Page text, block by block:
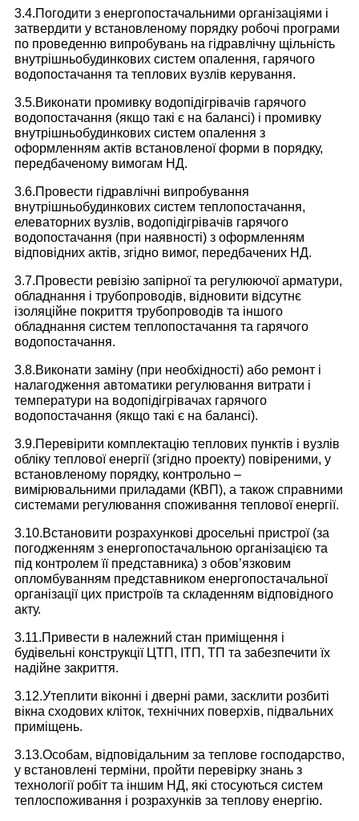
3.4.Погодити з енергопостачальними організаціями і
затвердити у встановленому порядку робочі програми
по проведенню випробувань на гідравлічну щільність
внутрішньобудинкових систем опалення, гарячого
водопостачання та теплових вузлів керування.
3.5.Виконати промивку водопідігрівачів гарячого
водопостачання (якщо такі є на балансі) і промивку
внутрішньобудинкових систем опалення з
оформленням актів встановленої форми в порядку,
передбаченому вимогам НД.
3.6.Провести гідравлічні випробування
внутрішньобудинкових систем теплопостачання,
елеваторних вузлів, водопідігрівачів гарячого
водопостачання (при наявності) з оформленням
відповідних актів, згідно вимог, передбачених НД.
3.7.Провести ревізію запірної та регулюючої арматури,
обладнання і трубопроводів, відновити відсутнє
ізоляційне покриття трубопроводів та іншого
обладнання систем теплопостачання та гарячого
водопостачання.
3.8.Виконати заміну (при необхідності) або ремонт і
налагодження автоматики регулювання витрати і
температури на водопідігрівачах гарячого
водопостачання (якщо такі є на балансі).
3.9.Перевірити комплектацію теплових пунктів і вузлів
обліку теплової енергії (згідно проекту) повіреними, у
встановленому порядку, контрольно –
вимірювальними приладами (КВП), а також справними
системами регулювання споживання теплової енергії.
3.10.Встановити розрахункові дросельні пристрої (за
погодженням з енергопостачальною організацією та
під контролем її представника) з обов’язковим
опломбуванням представником енергопостачальної
організації цих пристроїв та складенням відповідного
акту.
3.11.Привести в належний стан приміщення і
будівельні конструкції ЦТП, ІТП, ТП та забезпечити їх
надійне закриття.
3.12.Утеплити віконні і дверні рами, засклити розбиті
вікна сходових кліток, технічних поверхів, підвальних
приміщень.
3.13.Особам, відповідальним за теплове господарство,
у встановлені терміни, пройти перевірку знань з
технології робіт та іншим НД, які стосуються систем
теплоспоживання і розрахунків за теплову енергію.